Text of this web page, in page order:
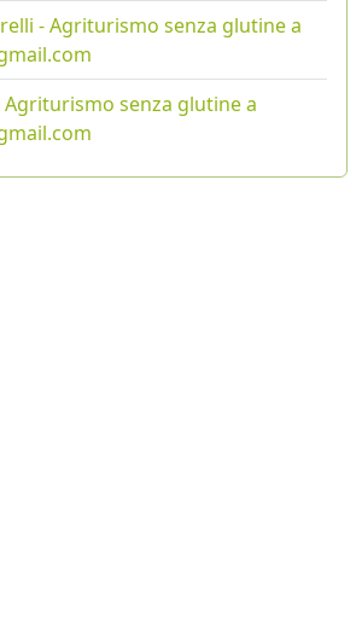
- Agriturismo senza glutine a
Agriturismo senza glutine a